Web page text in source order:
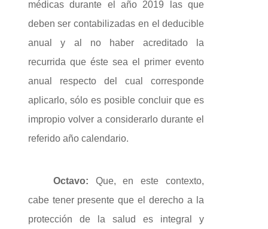
médicas durante el año 2019 las que
deben ser contabilizadas en el deducible
anual y al no haber acreditado la
recurrida que éste sea el primer evento
anual respecto del cual corresponde
aplicarlo, sólo es posible concluir que es
impropio volver a considerarlo durante el
referido año calendario.
Octavo:
Que, en este contexto,
cabe tener presente que el derecho a la
protección de la salud es integral y